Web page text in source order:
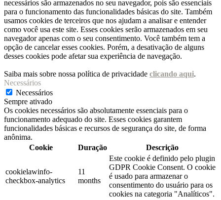
necessários são armazenados no seu navegador, pois são essenciais
para o funcionamento das funcionalidades básicas do site. Também
usamos cookies de terceiros que nos ajudam a analisar e entender
como você usa este site. Esses cookies serão armazenados em seu
navegador apenas com o seu consentimento. Você também tem a
opção de cancelar esses cookies. Porém, a desativação de alguns
desses cookies pode afetar sua experiência de navegação.
Saiba mais sobre nossa política de privacidade clicando aqui.
Necessários
Necessários
Sempre ativado
Os cookies necessários são absolutamente essenciais para o
funcionamento adequado do site. Esses cookies garantem
funcionalidades básicas e recursos de segurança do site, de forma
anônima.
Cookie
Duração Descrição
cookielawinfo-
checkbox-analytics
11
months
Este cookie é definido pelo plugin
GDPR Cookie Consent. O cookie
é usado para armazenar o
consentimento do usuário para os
cookies na categoria "Analíticos".